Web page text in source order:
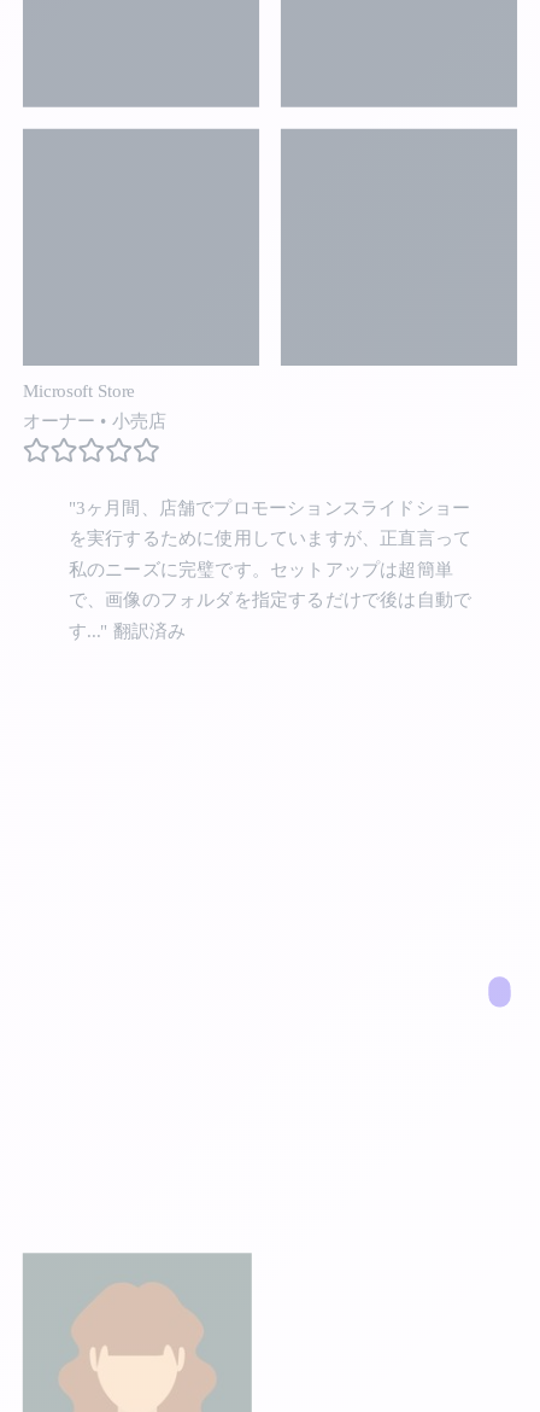
Microsoft Store
オーナー • 小売店
"3ヶ月間、店舗でプロモーションスライドショー
を実行するために使用していますが、正直言って
私のニーズに完璧です。セットアップは超簡単
で、画像のフォルダを指定するだけで後は自動で
す..." 翻訳済み